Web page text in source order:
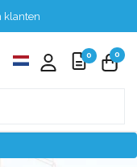
klanten
0 0